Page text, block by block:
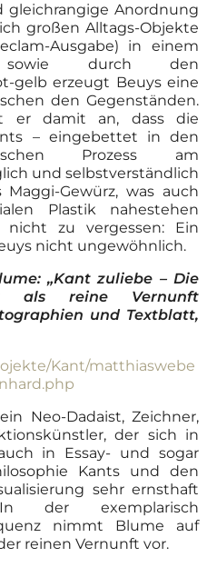
gleichrangige Anordnung
großen Alltags-Objekte
Ausgabe) in einem
sowie durch den
gelb erzeugt Beuys eine
den Gegenständen.
er damit an, dass die
– eingebettet in den
Prozess am
und selbstverständlich
Gewürz, was auch
Plastik nahestehen
zu vergessen: Ein
nicht ungewöhnlich.
„Kant zuliebe – Die
als reine Vernunft
und Textblatt,
Kant/matthiaswebe
Neo-Dadaist, Zeichner,
der sich in
in Essay- und sogar
Kants und den
sehr ernsthaft
In der exemplarisch
nimmt Blume auf
reinen Vernunft vor.